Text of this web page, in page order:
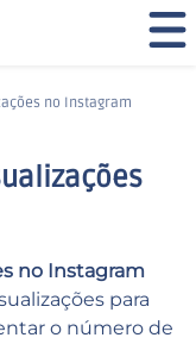
no Instagram
no Instagram
para
o número de